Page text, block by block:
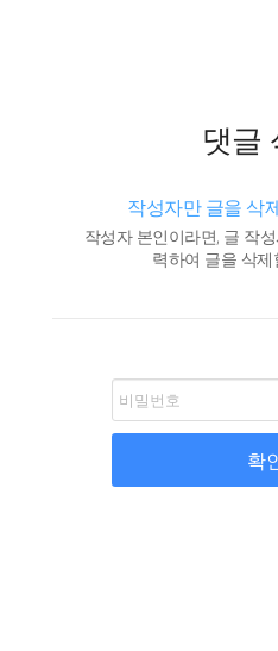
댓글
작성자만 글을 삭
작성자 본인이라면, 글 작
력하여 글을 삭